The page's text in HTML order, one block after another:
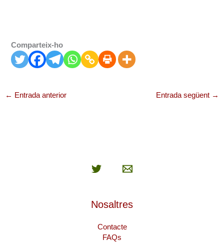
Comparteix-ho
← Entrada anterior Entrada següent →
Nosaltres
Contacte
FAQs